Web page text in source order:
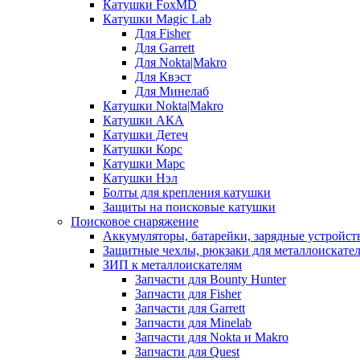
Катушки FoxMD
Катушки Magic Lab
Для Fisher
Для Garrett
Для Nokta|Makro
Для Квэст
Для Минелаб
Катушки Nokta|Makro
Катушки АКА
Катушки Детеч
Катушки Корс
Катушки Марс
Катушки Нэл
Болты для крепления катушки
Защиты на поисковые катушки
Поисковое снаряжение
Аккумуляторы, батарейки, зарядные
Защитные чехлы, рюкзаки для
ЗИП к металлоискателям
Запчасти для Bounty Hunter
Запчасти для Fisher
Запчасти для Garrett
Запчасти для Minelab
Запчасти для Nokta и Makro
Запчасти для Quest